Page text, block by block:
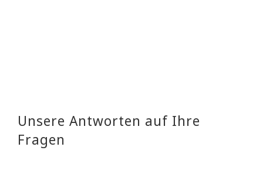
Unsere Antworten auf Ihre
Fragen